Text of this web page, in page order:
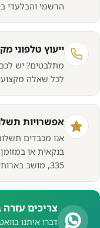
הרשמי והבלעדי
ייעוץ טלפוני
מתלבטים? יש
לכל שאלה מקצועית
אפשרויות
בנקאית או
335, מושב בארותיים.
צריכים
דברו איתנו